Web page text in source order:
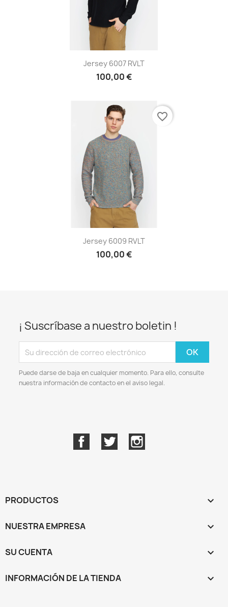
Jersey 6007 RVLT
100,00 €
Jersey 6009 RVLT
100,00 €
favorite_border
¡ Suscríbase a nuestro boletin !
Puede darse de baja en cualquier momento. Para ello, consulte
nuestra información de contacto en el aviso legal.
FacebookTwitter
PRODUCTOS 
NUESTRA EMPRESA 
SU CUENTA 
INFORMACIÓN DE LA TIENDA keyboard_arrow_down